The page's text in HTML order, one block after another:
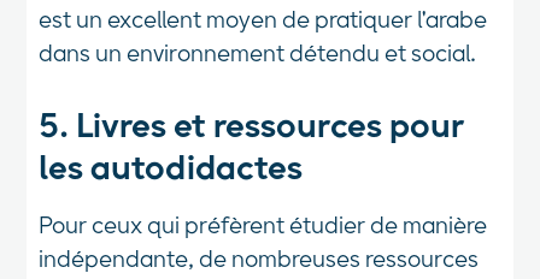
est un excellent moyen de pratiquer l'arabe
dans un environnement détendu et social.
5. Livres et ressources pour
les autodidactes
Pour ceux qui préfèrent étudier de manière
indépendante, de nombreuses ressources